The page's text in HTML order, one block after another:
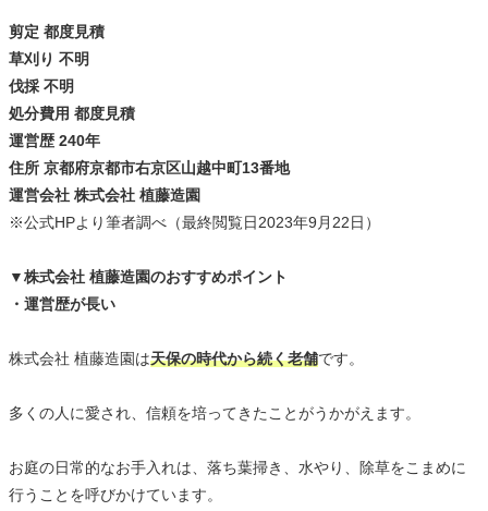
剪定 都度見積
草刈り 不明
伐採 不明
処分費用 都度見積
運営歴 240年
住所 京都府京都市右京区山越中町13番地
運営会社 株式会社 植藤造園
※公式HPより筆者調べ（最終閲覧日2023年9月22日）
▼株式会社 植藤造園のおすすめポイント
・運営歴が長い
株式会社 植藤造園は天保の時代から続く老舗です。
多くの人に愛され、信頼を培ってきたことがうかがえます。
お庭の日常的なお手入れは、落ち葉掃き、水やり、除草をこまめに
行うことを呼びかけています。